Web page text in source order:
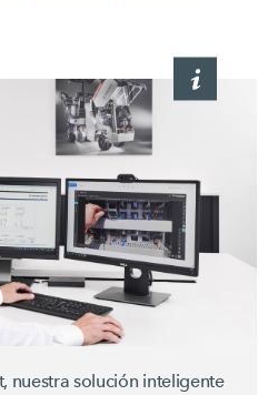
nuestra solución inteligente